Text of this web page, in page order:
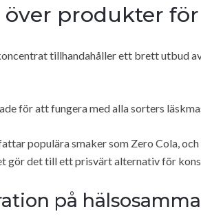
över produkter
tillhandahåller ett brett utbud
för att fungera med alla sorters
populära smaker som Zero Cola,
gör det till ett prisvärt alternativ för
på